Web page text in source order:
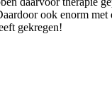
ook enorm met
gekregen!